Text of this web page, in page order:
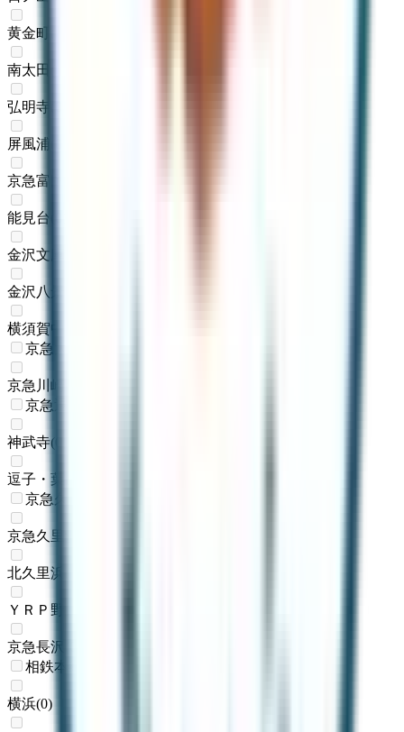
黄金町
南太田
弘明寺
屏風浦
京急富岡
能見台
金沢文庫
金沢八景
横須賀中央
京急大師線
京急川崎
京急逗子線
神武寺(
逗子・葉山
京急久里浜線
京急久里浜
北久里浜
ＹＲＰ野比
京急長沢
相鉄本線
横浜(0)